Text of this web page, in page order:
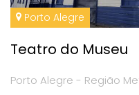
Porto Alegre
Teatro do Museu
Porto Alegre - Região